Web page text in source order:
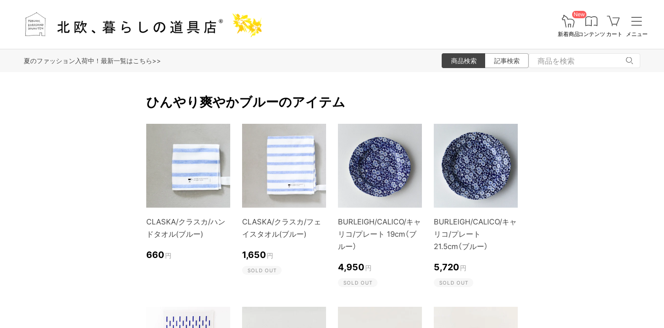
New
新着商品コンテンツ カート メニュー
夏のファッション入荷中！最新一覧はこちら>> 商品検索 記事検索
ひんやり爽やかブルーのアイテム
CLASKA/クラスカ/ハン
ドタオル(ブルー)
660円
CLASKA/クラスカ/フェ
イスタオル(ブルー)
1,650円
SOLD OUT
BURLEIGH/CALICO/キャ
リコ/プレート 19cm（ブ
ルー）
4,950円
SOLD OUT
BURLEIGH/CALICO/キャ
リコ/プレート
21.5cm（ブルー）
5,720円
SOLD OUT